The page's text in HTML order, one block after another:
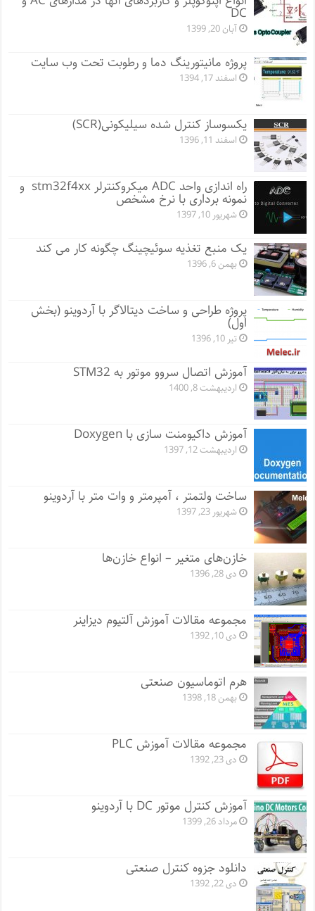
DC
آبان 20, 1399
پروژه مانيتورينگ دما و رطوبت تحت وب سایت
اسفند 17, 1394
یکسوساز کنترل شده سیلیکونی(SCR)
اسفند 11, 1396
راه اندازی واحد ADC میکروکنترلر stm32f4xx و
نمونه برداری با نرخ مشخص
شهریور 10, 1397
یک منبع تغذیه سوئیچینگ چگونه کار می کند
بهمن 6, 1396
پروژه طراحی و ساخت دیتالاگر با آردوینو (بخش
اول)
تیر 10, 1396
آموزش اتصال سروو موتور به STM32
اردیبهشت 8, 1400
آموزش داکیومنت سازی با Doxygen
اردیبهشت 12, 1397
ساخت ولتمتر ، آمپرمتر و وات متر با آردوینو
شهریور 23, 1397
خازن‌های متغیر – انواع خازن‌ها
دی 28, 1396
مجموعه مقالات آموزش آلتیوم دیزاینر
دی 10, 1392
هرم اتوماسیون صنعتی
بهمن 18, 1398
مجموعه مقالات آموزش PLC
دی 23, 1392
آموزش کنترل موتور DC با آردوینو
مرداد 26, 1399
دانلود جزوه کنترل صنعتی
دی 22, 1392